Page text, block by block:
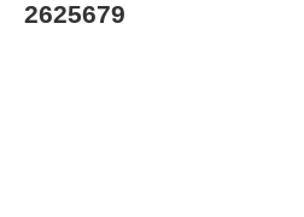
2625679